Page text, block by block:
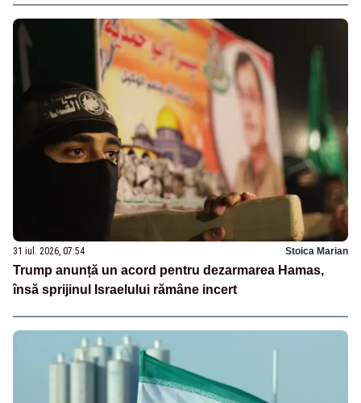
31 iul. 2026, 07:54 Stoica Marian
Trump anunță un acord pentru dezarmarea Hamas,
însă sprijinul Israelului rămâne incert